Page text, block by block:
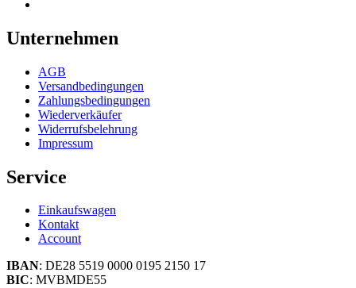
Unternehmen
AGB
Versandbedingungen
Zahlungsbedingungen
Wiederverkäufer
Widerrufsbelehrung
Impressum
Service
Einkaufswagen
Kontakt
Account
IBAN: DE28 5519 0000 0195 2150 17
BIC: MVBMDE55